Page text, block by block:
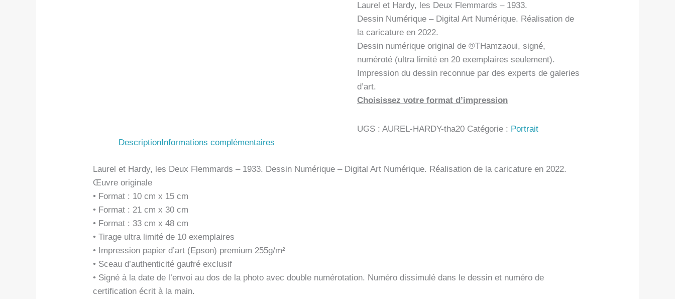
Laurel et Hardy, les Deux Flemmards – 1933.
Dessin Numérique – Digital Art Numérique. Réalisation de
la caricature en 2022.
Dessin numérique original de ®THamzaoui, signé,
numéroté (ultra limité en 20 exemplaires seulement).
Impression du dessin reconnue par des experts de galeries
d’art.
Choisissez votre format d’impression
UGS : AUREL-HARDY-tha20 Catégorie : Portrait
DescriptionInformations complémentaires
Laurel et Hardy, les Deux Flemmards – 1933. Dessin Numérique – Digital Art Numérique. Réalisation de la caricature en 2022.
Œuvre originale
• Format : 10 cm x 15 cm
• Format : 21 cm x 30 cm
• Format : 33 cm x 48 cm
• Tirage ultra limité de 10 exemplaires
• Impression papier d’art (Epson) premium 255g/m²
• Sceau d’authenticité gaufré exclusif
• Signé à la date de l’envoi au dos de la photo avec double numérotation. Numéro dissimulé dans le dessin et numéro de
certification écrit à la main.